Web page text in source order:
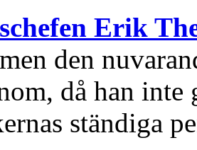
Erik
den
då han
ständiga